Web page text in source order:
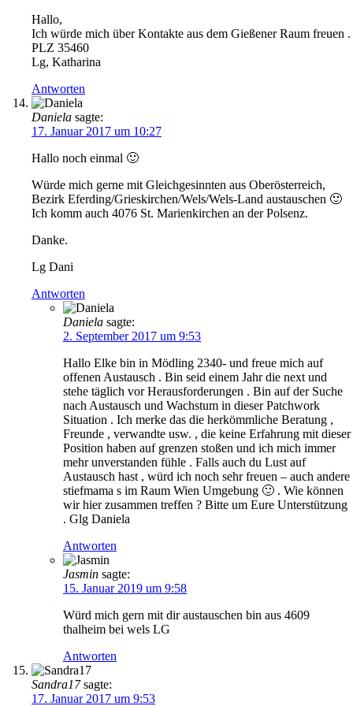
Hallo,
Ich würde mich über Kontakte aus dem Gießener Raum freuen .
PLZ 35460
Lg, Katharina
Antworten
Daniela sagte:
17. Januar 2017 um 10:27
Hallo noch einmal 🙂
Würde mich gerne mit Gleichgesinnten aus Oberösterreich,
Bezirk Eferding/Grieskirchen/Wels/Wels-Land austauschen 🙂
Ich komm auch 4076 St. Marienkirchen an der Polsenz.
Danke.
Lg Dani
Antworten
Daniela sagte:
2. September 2017 um 9:53
Hallo Elke bin in Mödling 2340- und freue mich auf
offenen Austausch . Bin seid einem Jahr die next und
stehe täglich vor Herausforderungen . Bin auf der Suche
nach Austausch und Wachstum in dieser Patchwork
Situation . Ich merke das die herkömmliche Beratung ,
Freunde , verwandte usw. , die keine Erfahrung mit dieser
Position haben auf grenzen stoßen und ich mich immer
mehr unverstanden fühle . Falls auch du Lust auf
Austausch hast , würd ich noch sehr freuen – auch andere
stiefmama s im Raum Wien Umgebung 🙂 . Wie können
wir hier zusammen treffen ? Bitte um Eure Unterstützung
. Glg Daniela
Antworten
Jasmin sagte:
15. Januar 2019 um 9:58
Würd mich gern mit dir austauschen bin aus 4609
thalheim bei wels LG
Antworten
Sandra17 sagte:
17. Januar 2017 um 9:53